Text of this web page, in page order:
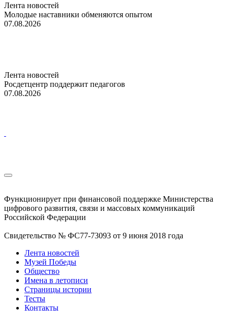
Лента новостей
Молодые наставники обменяются опытом
07.08.2026
Лента новостей
Росдетцентр поддержит педагогов
07.08.2026
Функционирует при финансовой поддержке Министерства
цифрового развития, связи и массовых коммуникаций
Российской Федерации
Свидетельство № ФС77-73093 от 9 июня 2018 года
Лента новостей
Музей Победы
Общество
Имена в летописи
Страницы истории
Тесты
Контакты